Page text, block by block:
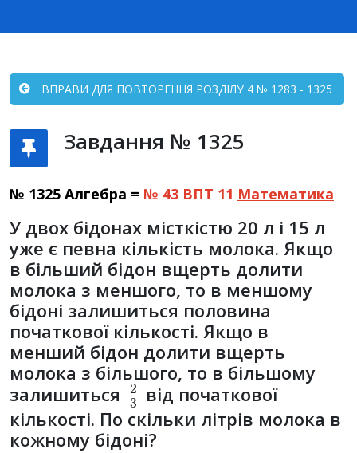
ВПРАВИ ДЛЯ ПОВТОРЕННЯ РОЗДІЛУ 4 № 1283 - 1325
Завдання № 1325
№ 1325 Алгебра = № 43 ВПТ 11 Математика
У двох бідонах місткістю 20 л і 15 л
уже є певна кількість молока. Якщо
в більший бідон вщерть долити
молока з меншого, то в меншому
бідоні залишиться половина
початкової кількості. Якщо в
менший бідон долити вщерть
молока з більшого, то в більшому
залишиться 23від початкової
кількості. По скільки літрів молока в
кожному бідоні?